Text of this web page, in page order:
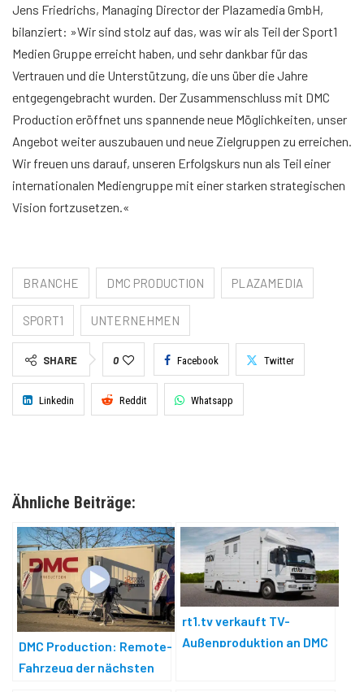
Jens Friedrichs, Managing Director der Plazamedia GmbH,
bilanziert: »Wir sind stolz auf das, was wir als Teil der Sport1
Medien Gruppe erreicht haben, und sehr dankbar für das
Vertrauen und die Unterstützung, die uns über die Jahre
entgegengebracht wurden. Der Zusammenschluss mit DMC
Production eröffnet uns spannende neue Möglichkeiten, unser
Angebot weiter auszubauen und neue Zielgruppen zu erreichen.
Wir freuen uns darauf, unseren Erfolgskurs nun als Teil einer
internationalen Mediengruppe mit einer starken strategischen
Vision fortzusetzen.«
BRANCHE DMC PRODUCTION PLAZAMEDIA
SPORT1 UNTERNEHMEN
SHARE 0 Facebook Twitter
Linkedin Reddit Whatsapp
Ähnliche Beiträge:
DMC Production: Remote-
Fahrzeug der nächsten
rt1.tv verkauft TV-
Außenproduktion an DMC